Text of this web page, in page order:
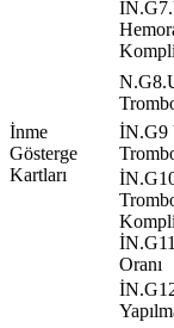
İnme
Gösterge
Kartları
İN.G9
Oranı